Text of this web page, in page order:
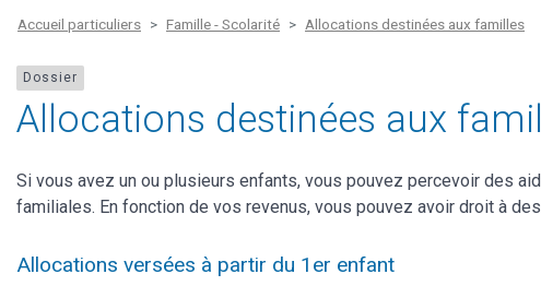
Accueil particuliers Famille - Scolarité Allocations destinées aux familles
Dossier
Allocations destinées aux
Si vous avez un ou plusieurs enfants, vous pouvez percevoir des
familiales. En fonction de vos revenus, vous pouvez avoir droit à
Allocations versées à partir du 1er enfant